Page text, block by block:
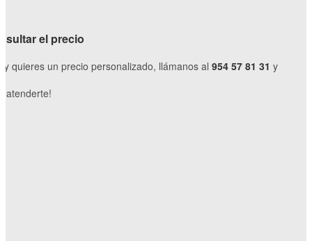
el precio
y quieres un precio personalizado, llámanos al 954 57 81 31 y
atenderte!